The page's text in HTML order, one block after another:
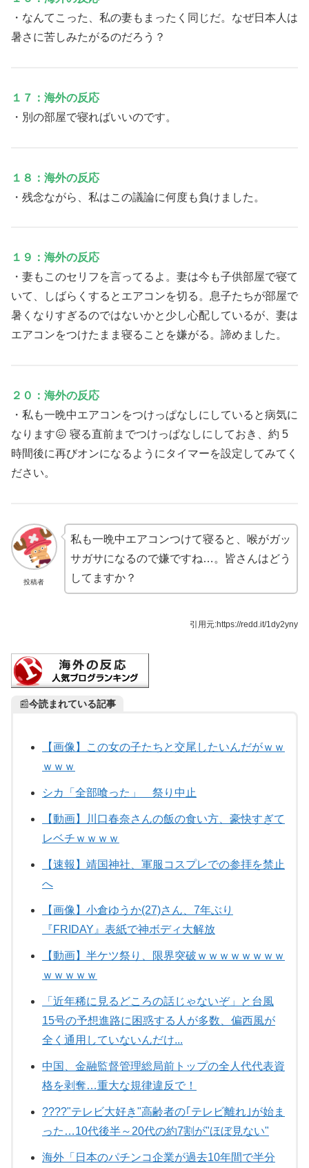
・なんてこった、私の妻もまったく同じだ。なぜ日本人は
暑さに苦しみたがるのだろう？
１７：海外の反応
・別の部屋で寝ればいいのです。
１８：海外の反応
・残念ながら、私はこの議論に何度も負けました。
１９：海外の反応
・妻もこのセリフを言ってるよ。妻は今も子供部屋で寝て
いて、しばらくするとエアコンを切る。息子たちが部屋で
暑くなりすぎるのではないかと少し心配しているが、妻は
エアコンをつけたまま寝ることを嫌がる。諦めました。
２０：海外の反応
・私も一晩中エアコンをつけっぱなしにしていると病気に
なります😖 寝る直前までつけっぱなしにしておき、約 5
時間後に再びオンになるようにタイマーを設定してみてく
ださい。
投稿者
私も一晩中エアコンつけて寝ると、喉がガッ
サガサになるので嫌ですね…。皆さんはどう
してますか？
引用元:https://redd.it/1dy2yny
📰今読まれている記事
【画像】この女の子たちと交尾したいんだがｗｗ
ｗｗｗ
シカ「全部喰った」 祭り中止
【動画】川口春奈さんの飯の食い方、豪快すぎて
レベチｗｗｗｗ
【速報】靖国神社、軍服コスプレでの参拝を禁止
へ
【画像】小倉ゆうか(27)さん、7年ぶり
『FRIDAY』表紙で神ボディ大解放
【動画】半ケツ祭り、限界突破ｗｗｗｗｗｗｗｗ
ｗｗｗｗｗ
「近年稀に見るどころの話じゃないぞ」と台風
15号の予想進路に困惑する人が多数、偏西風が
全く通用していないんだけ...
中国、金融監督管理総局前トップの全人代代表資
格を剥奪…重大な規律違反で！
????"テレビ大好き"高齢者の｢テレビ離れ｣が始ま
った…10代後半～20代の約7割が"ほぼ見ない"
海外「日本のパチンコ企業が過去10年間で半分